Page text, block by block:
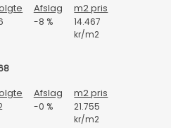
Afslag m2 pris
-8 %
14.467
kr/m2
Afslag m2 pris
-0 %
21.755
kr/m2